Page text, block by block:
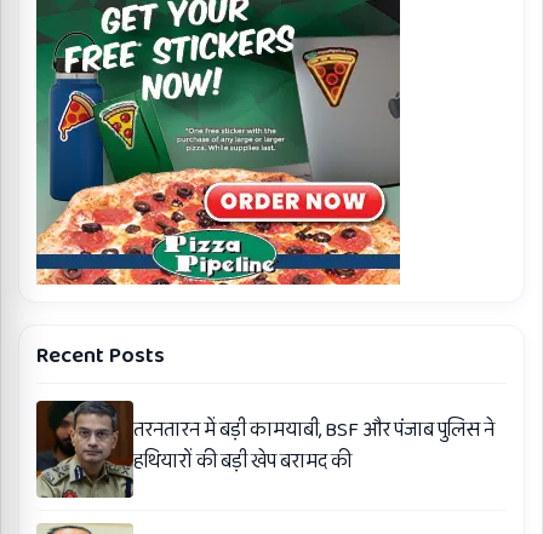
Recent Posts
तरनतारन में बड़ी कामयाबी, BSF और पंजाब पुलिस ने
हथियारों की बड़ी खेप बरामद की